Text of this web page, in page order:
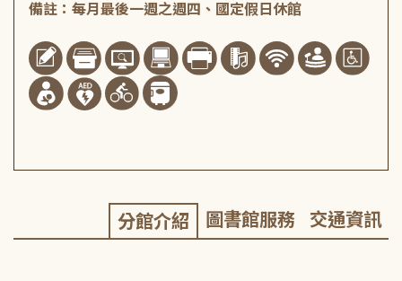
備註：每月最後一週之週四、國定假日休館
分館介紹 圖書館服務 交通資訊